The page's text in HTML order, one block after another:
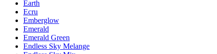
Earth
Ecru
Emberglow
Emerald
Emerald Green
Endless Sky Melange